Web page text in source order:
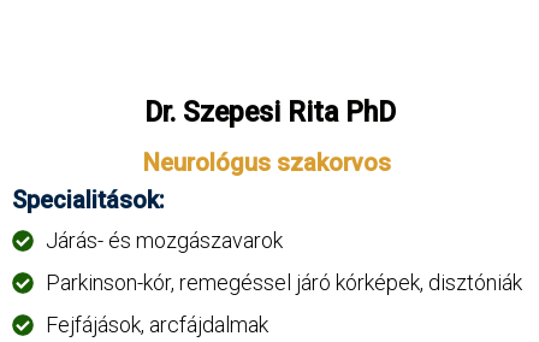
Dr. Szepesi Rita PhD
Neurológus szakorvos
Specialitások:
Járás- és mozgászavarok
Parkinson-kór, remegéssel járó kórképek, disztóniák
Fejfájások, arcfájdalmak